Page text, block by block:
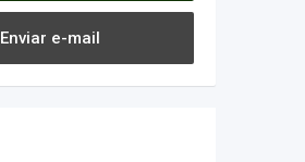
Enviar e-mail